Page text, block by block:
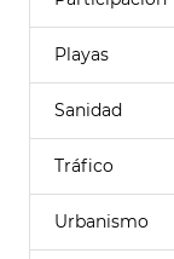
Playas
Sanidad
Tráfico
Urbanismo